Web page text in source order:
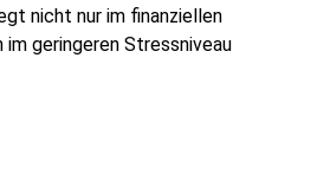
nicht nur im finanziellen
im geringeren Stressniveau